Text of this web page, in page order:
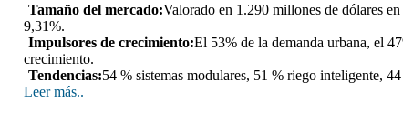
Tamaño del mercado:Valorado en 1.290 millones de dólares
9,31%.
Impulsores de crecimiento:El 53% de la demanda urbana, el
crecimiento.
Tendencias:54 % sistemas modulares, 51 % riego inteligente,
Leer más..